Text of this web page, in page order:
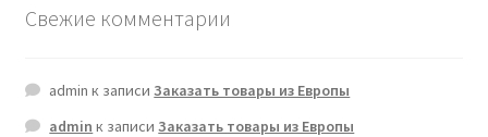
Свежие комментарии
admin к записиЗаказать товары из Европы
admin к записиЗаказать товары из Европы